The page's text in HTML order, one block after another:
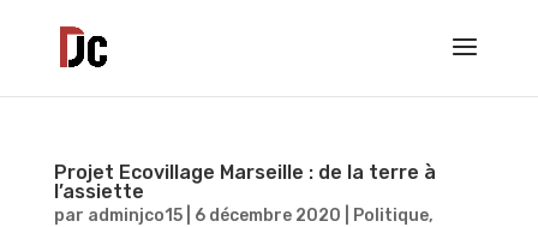
Projet Ecovillage Marseille : de la terre à
l’assiette
par adminjco15| 6 décembre 2020 Politique,